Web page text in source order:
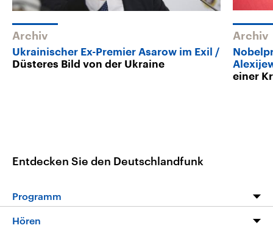
Archiv
Ukrainischer Ex-Premier Asarow im Exil
Düsteres Bild von der Ukraine
Archiv
einer
Entdecken Sie den Deutschlandfunk
Programm
Programm
Hören